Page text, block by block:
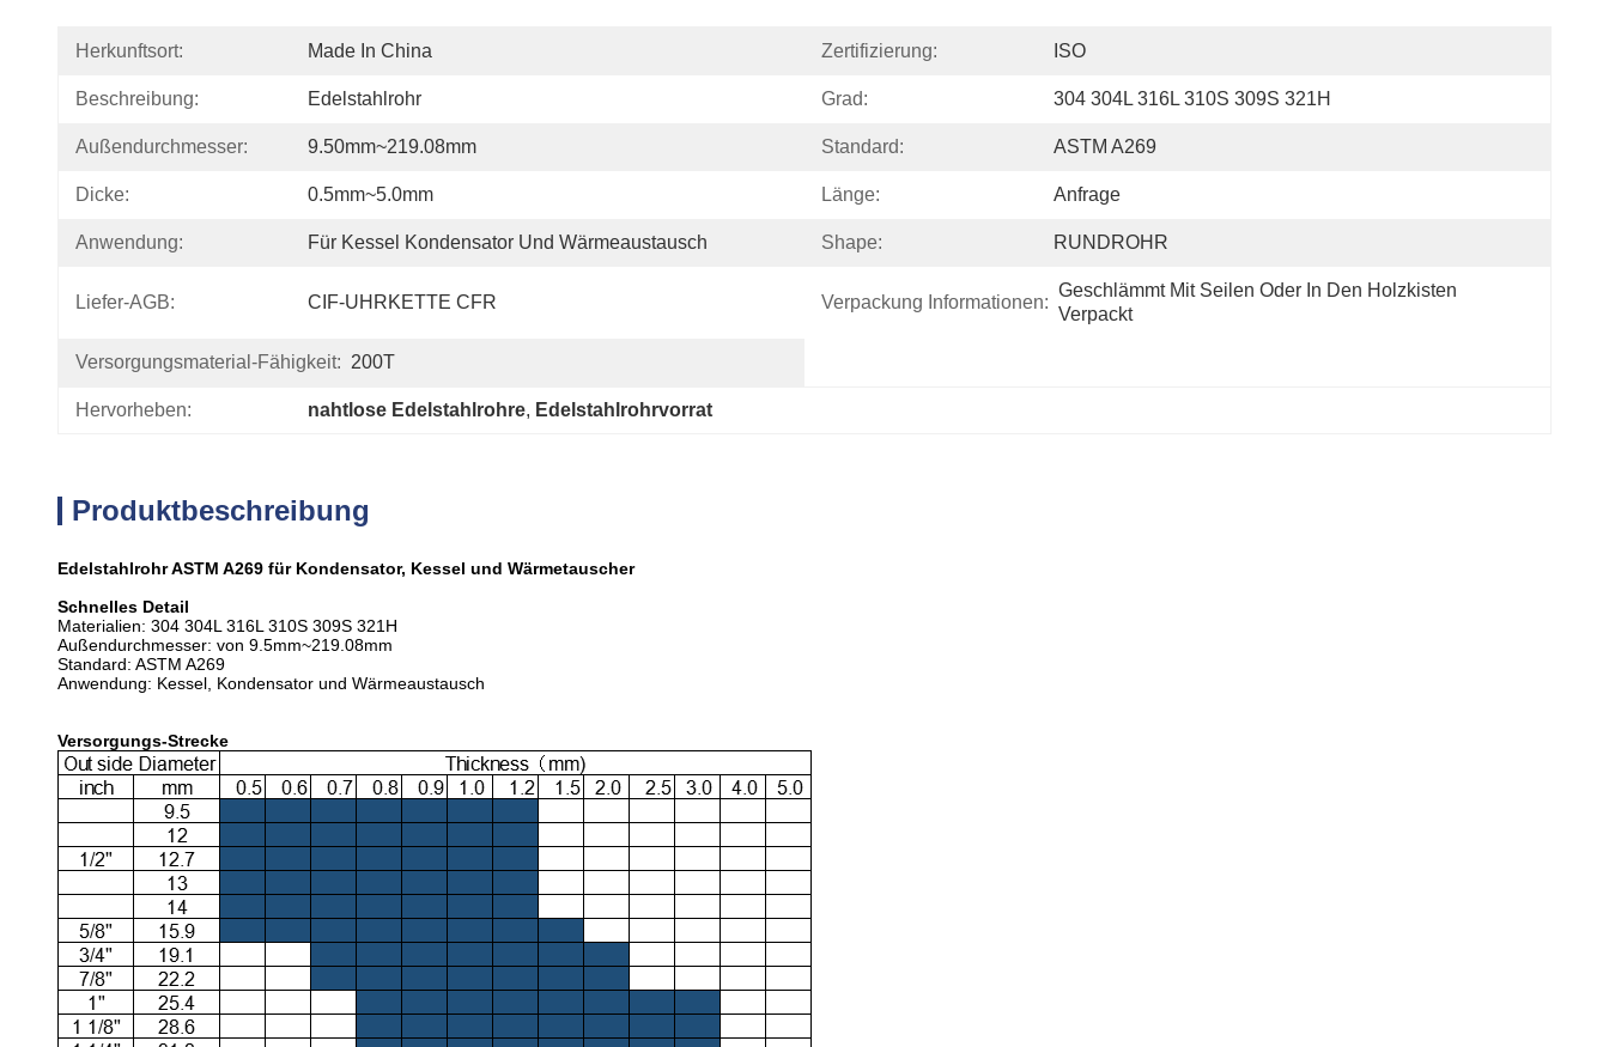
Herkunftsort: Made In China Zertifizierung: ISO
Beschreibung: Edelstahlrohr Grad: 304 304L 316L 310S 309S 321H
Außendurchmesser: 9.50mm~219.08mm Standard: ASTM A269
Dicke: 0.5mm~5.0mm Länge: Anfrage
Anwendung: Für Kessel Kondensator Und Wärmeaustausch Shape: RUNDROHR
Liefer-AGB: CIF-UHRKETTE CFR Verpackung Informationen:
Geschlämmt Mit Seilen Oder In Den Holzkisten
Verpackt
Versorgungsmaterial-Fähigkeit: 200T
Hervorheben: nahtlose Edelstahlrohre, Edelstahlrohrvorrat
Produktbeschreibung
Edelstahlrohr ASTM A269 für Kondensator, Kessel und Wärmetauscher
Schnelles Detail
Materialien: 304 304L 316L 310S 309S 321H
Außendurchmesser: von 9.5mm~219.08mm
Standard: ASTM A269
Anwendung: Kessel, Kondensator und Wärmeaustausch
Versorgungs-Strecke